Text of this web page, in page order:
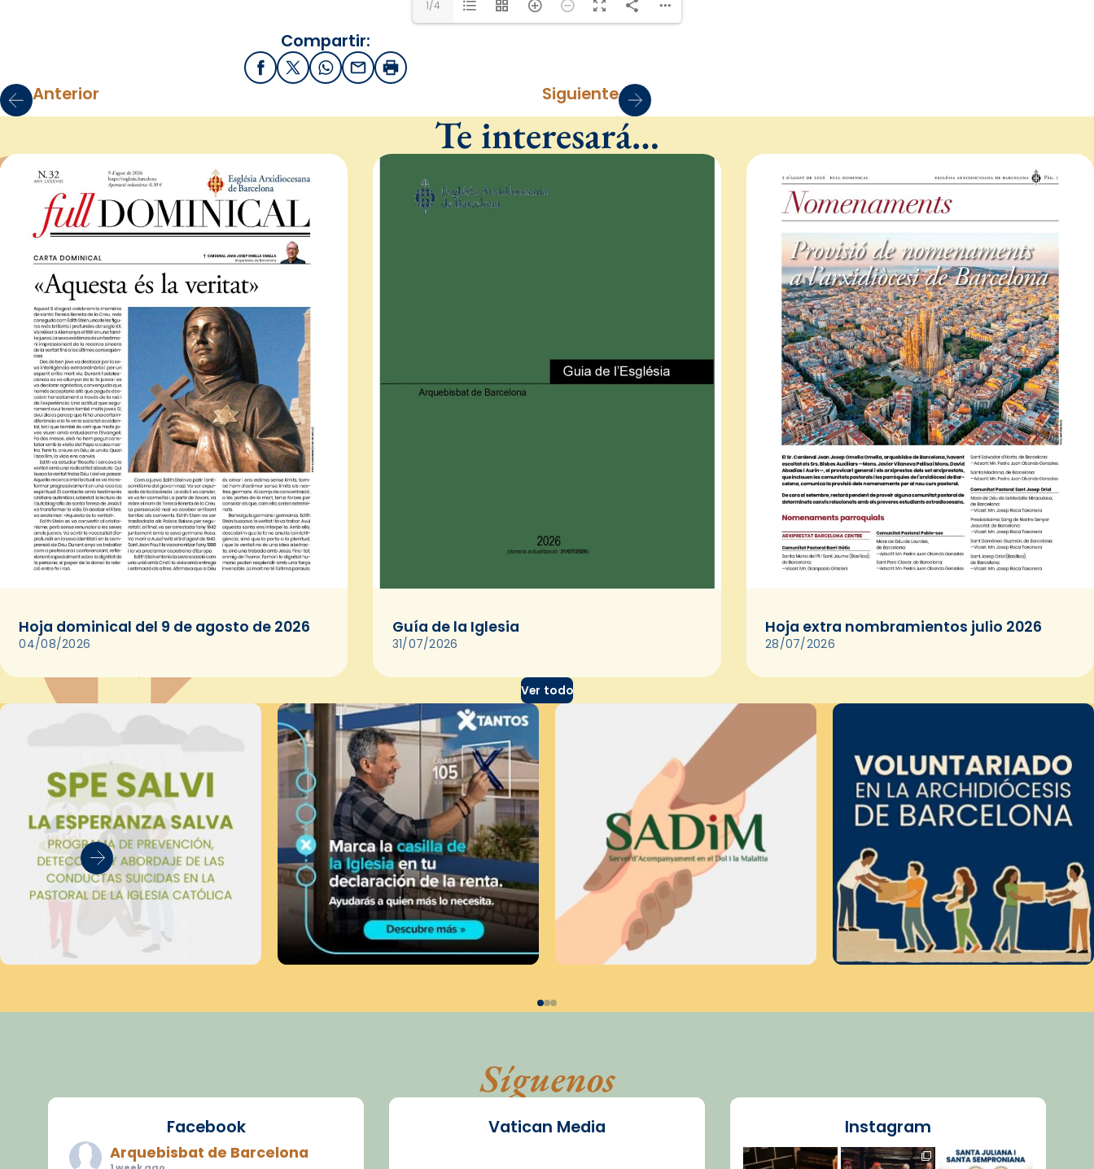
1/4
Compartir:
FacebookX / Twitter
WhatsApp
EmailImprimir
Anterior Siguiente
Te interesará…
Hoja dominical del 9 de agosto de 2026
04/08/2026
Guía de la Iglesia
31/07/2026
Hoja extra nombramientos julio 2026
28/07/2026
Ver todo
Síguenos
Facebook
Arquebisbat de Barcelona
Vatican Media Instagram